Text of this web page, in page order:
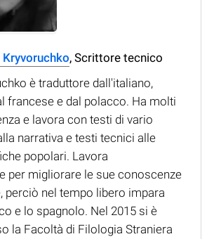
, Scrittore tecnico
è traduttore dall'italiano,
francese e dal polacco. Ha molti
e lavora con testi di vario
narrativa e testi tecnici alle
popolari. Lavora
per migliorare le sue conoscenze
perciò nel tempo libero impara
e lo spagnolo. Nel 2015 si è
la Facoltà di Filologia Straniera